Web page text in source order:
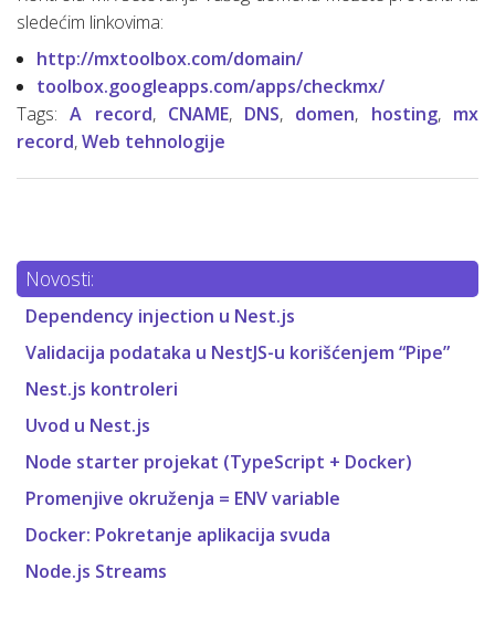
sledećim linkovima:
http://mxtoolbox.com/domain/
toolbox.googleapps.com/apps/checkmx/
Tags:A record, CNAME, DNS, domen, hosting, mx
record,Web tehnologije
Novosti:
Dependency injection u Nest.js
Validacija podataka u NestJS-u korišćenjem “Pipe”
Nest.js kontroleri
Uvod u Nest.js
Node starter projekat (TypeScript + Docker)
Promenjive okruženja = ENV variable
Docker: Pokretanje aplikacija svuda
Node.js Streams